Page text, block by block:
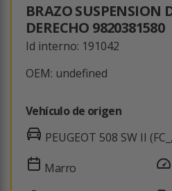
BRAZO SUSPENSION
DERECHO 9820381580
Id interno: 191042
OEM: undefined
Vehículo de origen
PEUGEOT 508 SW II
Marro